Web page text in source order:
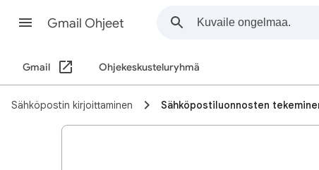
Gmail Ohjeet
Gmail Ohjekeskusteluryhmä
Sähköpostin kirjoittaminen Sähköpostiluonnosten